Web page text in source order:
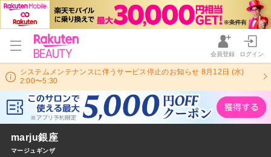
会員登録 ログイン
システムメンテナンスに伴うサービス停止のお知らせ 8月12日 (水)
2:00〜5:30
marju銀座
マージュギンザ